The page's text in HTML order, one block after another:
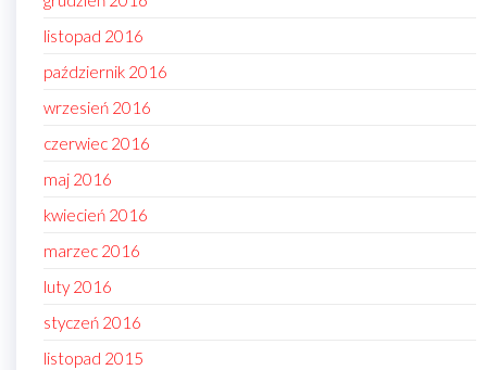
listopad 2016
październik 2016
wrzesień 2016
czerwiec 2016
maj 2016
kwiecień 2016
marzec 2016
luty 2016
styczeń 2016
listopad 2015